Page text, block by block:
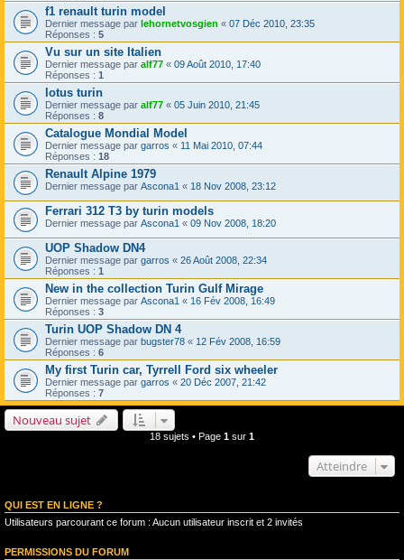
f1 renault turin model
Dernier message par lehornetvosgien « 07 Déc 2010, 23:35
Réponses : 5
Vu sur un site Italien
Dernier message par alf77 « 09 Août 2010, 17:40
Réponses : 1
lotus turin
Dernier message par alf77 « 05 Juin 2010, 21:45
Réponses : 8
Catalogue Mondial Model
Dernier message par garros « 11 Mai 2010, 07:44
Réponses : 18
Renault Alpine 1979
Dernier message par Ascona1 « 18 Nov 2008, 23:12
Ferrari 312 T3 by turin models
Dernier message par Ascona1 « 09 Nov 2008, 18:20
UOP Shadow DN4
Dernier message par garros « 26 Août 2008, 22:34
Réponses : 1
New in the collection Turin Gulf Mirage
Dernier message par Ascona1 « 16 Fév 2008, 16:49
Réponses : 3
Turin UOP Shadow DN 4
Dernier message par bugster78 « 12 Fév 2008, 16:59
Réponses : 6
My first Turin car, Tyrrell Ford six wheeler
Dernier message par garros « 20 Déc 2007, 21:42
Réponses : 7
Nouveau sujet
18 sujets • Page 1 sur 1
Atteindre
QUI EST EN LIGNE ?
Utilisateurs parcourant ce forum : Aucun utilisateur inscrit et 2 invités
PERMISSIONS DU FORUM